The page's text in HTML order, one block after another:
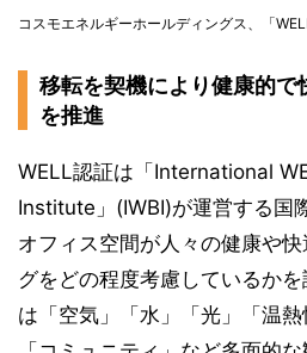
コスモエネルギーホールディングス、「
移転を契機により健康的で
を推進
WELL認証は「International
Institute」(IWBI)が運営する国
オフィス空間が人々の健康や
グをどの程度考慮しているか
は「空気」「水」「光」「温熱